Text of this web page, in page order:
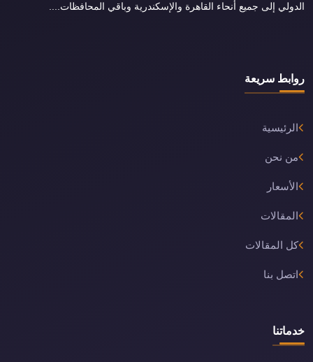
الدولي إلى جميع أنحاء القاهرة والإسكندرية وباقي المحافظات....
روابط سريعة
الرئيسية
من نحن
الأسعار
المقالات
كل المقالات
اتصل بنا
خدماتنا